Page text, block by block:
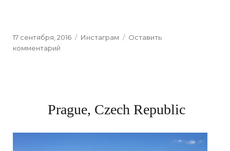
Posted
on
17 сентября, 2016 Categories
Инстаграм
Оставить
комментарий
Prague, Czech Republic